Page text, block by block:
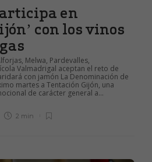
en
con los vinos
Melwa, Pardevalles,
Valmadrigal aceptan el reto de
con jamón La Denominación de
martes a Tentación Gijón, una
de carácter general a...
2 min